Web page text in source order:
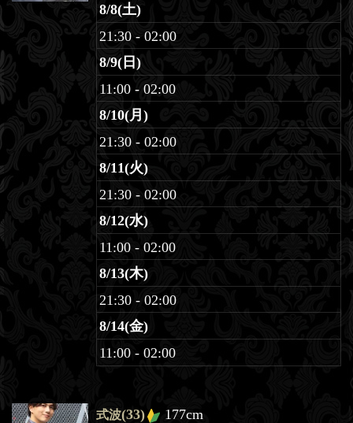
8/8(土)
21:30 - 02:00
8/9(日)
11:00 - 02:00
8/10(月)
21:30 - 02:00
8/11(火)
21:30 - 02:00
8/12(水)
11:00 - 02:00
8/13(木)
21:30 - 02:00
8/14(金)
11:00 - 02:00
式波(33) 177cm